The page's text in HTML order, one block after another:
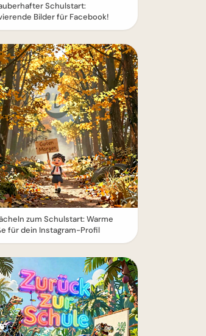
Schulstart:
Bilder für Facebook!
zum Schulstart: Warme
für dein Instagram-Profil